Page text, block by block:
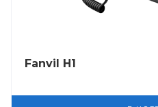
Fanvil H1